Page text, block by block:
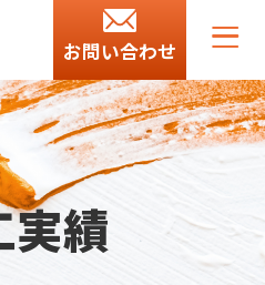
お問い合わせ
実績